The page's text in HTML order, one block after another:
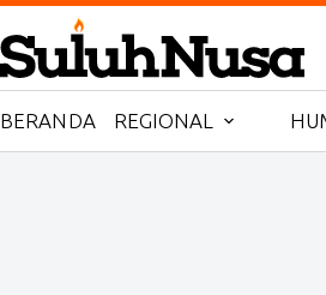
Skip
to
content
BERANDA REGIONAL